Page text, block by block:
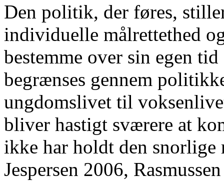
Den politik, der føres,
individuelle målrettethed
bestemme over sin egen
begrænses gennem
ungdomslivet til
bliver hastigt sværere at
ikke har holdt den
Jespersen 2006,